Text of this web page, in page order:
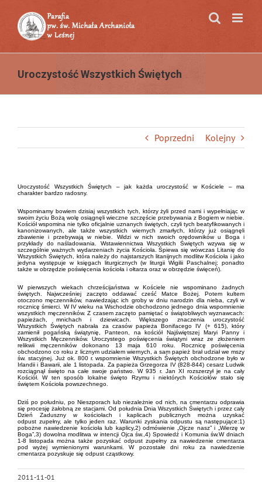
zawartości
Uroczystość Wszystkich Świętych
Poprzedni Kolejny
Uroczystość Wszystkich Świętych – jak każda uroczystość w Kościele – ma
charakter bardzo radosny.
Wspominamy bowiem dzisiaj wszystkich tych, którzy żyli przed nami i wypełniając w
swoim życiu Bożą wolę osiągnęli wieczne szczęście przebywania z Bogiem w niebie.
Kościół wspomina nie tylko oficjalnie uznanych świętych, czyli tych beatyfikowanych i
kanonizowanych, ale także wszystkich wiernych zmarłych, którzy już osiągnęli
zbawienie i przebywają w niebie. Widzi w nich swoich orędowników u Boga i
przykłady do naśladowania. Wstawiennictwa Wszystkich Świętych wzywa się w
szczególnie ważnych wydarzeniach życia Kościoła. Śpiewa się wówczas Litanię do
Wszystkich Świętych, która należy do najstarszych litanijnych modlitw Kościoła i jako
jedyna występuje w księgach liturgicznych (w liturgii Wigilii Paschalnej; ponadto
także w obrzędzie poświęcenia kościoła i ołtarza oraz w obrzędzie święceń).
W pierwszych wiekach chrześcijaństwa w Kościele nie wspominano żadnych
świętych. Najwcześniej zaczęto oddawać cześć Matce Bożej. Potem kultem
otoczono męczenników, nawiedzając ich groby w dniu narodzin dla nieba, czyli w
rocznicę śmierci. W IV wieku na Wschodzie obchodzono jednego dnia wspomnienie
wszystkich męczenników. Z czasem zaczęto pamiętać o świątobliwych wyznawcach:
papieżach, mnichach i dziewicach. Większego znaczenia uroczystość
Wszystkich Świętych nabrała za czasów papieża Bonifacego IV (+ 615), który
zamienił pogańską świątynię, Panteon, na kościół Najświętszej Maryi Panny i
Wszystkich Męczenników. Uroczystego poświęcenia świątyni wraz ze złożeniem
relikwii męczenników dokonano 13 maja 610 roku. Rocznicę poświęcenia
obchodzono co roku z licznym udziałem wiernych, a sam papież brał udział we mszy
św. stacyjnej. Już ok. 800 r. wspomnienie Wszystkich Świętych obchodzone było w
Irlandii i Bawarii, ale 1 listopada. Za papieża Grzegorza IV (828-844) cesarz Ludwik
rozciągnął święto na całe swoje państwo. W 935 r. Jan XI rozszerzył je na cały
Kościół. W ten sposób lokalne święto Rzymu i niektórych Kościołów stało się
świętem Kościoła powszechnego.
Dziś po południu, po Nieszporach lub niezależnie od nich, na cmentarzu odprawia
się procesję żałobną ze stacjami. Od południa Dnia Wszystkich Świętych i przez cały
Dzień Zaduszny w kościołach i kaplicach publicznych można uzyskać
odpust zupełny, ale tylko jeden raz. Warunki zyskania odpustu są następujące:1)
pobożne nawiedzenie kościoła lub kaplicy,2) odmówienie „Ojcze nasz” i „Wierzę w
Boga”,3) dowolna modlitwa w intencji Ojca św.,4) Spowiedź i Komunia św.W dniach
1-8 listopada można także pozyskać odpust zupełny za nawiedzenie cmentarza
pod wyżej wymienionymi warunkami. W pozostałe dni roku za nawiedzenie
cmentarza pozyskuje się odpust cząstkowy.
2011-11-01